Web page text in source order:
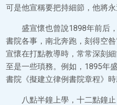
可是他宣稱要把持細節，他將
盛宣懷也曾說1898年前后
書院各事，南北奔跑，刻得空
宣懷在打點教導時，常常深刻
至是一些瑣務。例如，1895年
書院《擬建立律例書院章程》
八點半鐘上學，十二點鐘止